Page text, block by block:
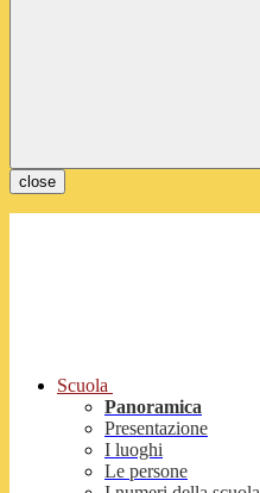
close
Scuola
Panoramica
Presentazione
I luoghi
Le persone